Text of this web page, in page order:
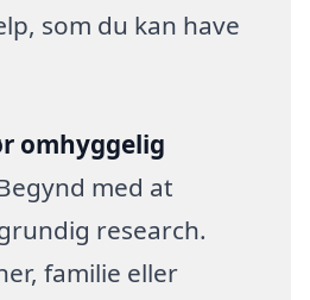
som du kan have
omhyggelig
med at
research.
familie eller